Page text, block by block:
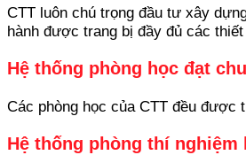
CTT luôn chú trọng đầu tư xây
hành được trang bị đầy đủ các
Hệ thống phòng học đạt
Các phòng học của CTT đều được
Hệ thống phòng thí nghiệm